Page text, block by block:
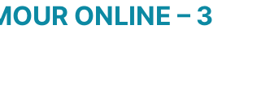
ONLINE – 3